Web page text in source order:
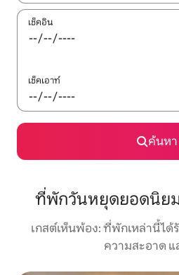
เช็คอิน
เช็คเอาท์
ค้นหา
ที่พักวันหยุดยอดนิยม
เกสต์เห็นพ้อง: ที่พักเหล่านี้ไ
ความสะอาด